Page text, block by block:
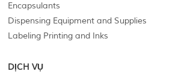
Encapsulants
Dispensing Equipment and Supplies
Labeling Printing and Inks
DỊCH VỤ